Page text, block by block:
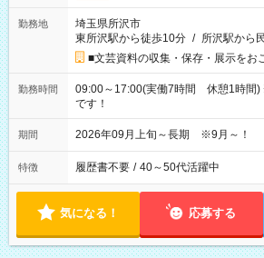
勤務地
埼玉県所沢市
東所沢駅から徒歩10分 / 所沢駅から
■文芸資料の収集・保存・展示をお
勤務時間
09:00～17:00(実働7時間 休憩1時間)
です！
期間 2026年09月上旬～長期 ※9月～！
特徴 履歴書不要 / 40～50代活躍中
気になる！ 応募する